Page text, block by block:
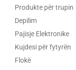
Produkte për trupin
Depilim
Pajisje Elektronike
Kujdesi për fytyrën
Flokë